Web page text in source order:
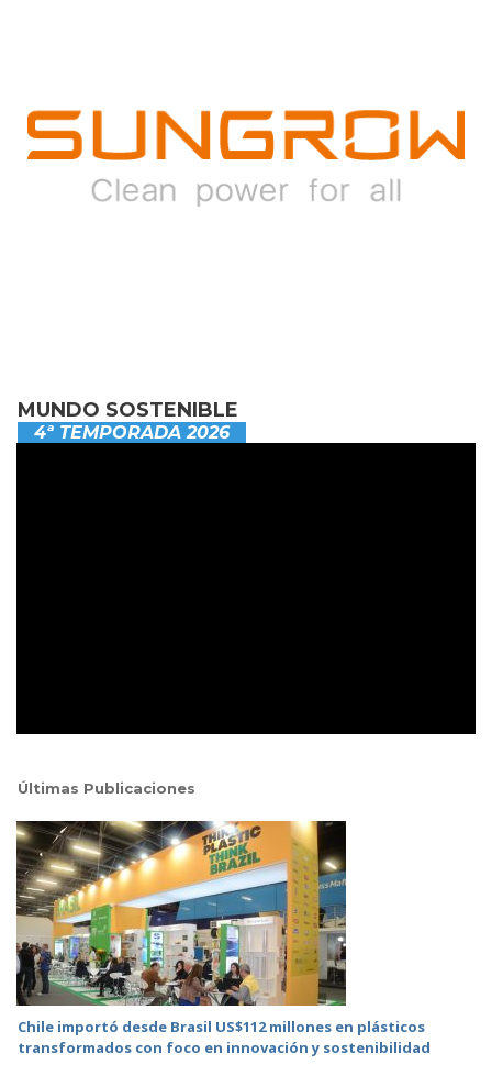
MUNDO SOSTENIBLE
4ª TEMPORADA 2026
Últimas Publicaciones
Chile importó desde Brasil US$112 millones en plásticos
transformados con foco en innovación y sostenibilidad